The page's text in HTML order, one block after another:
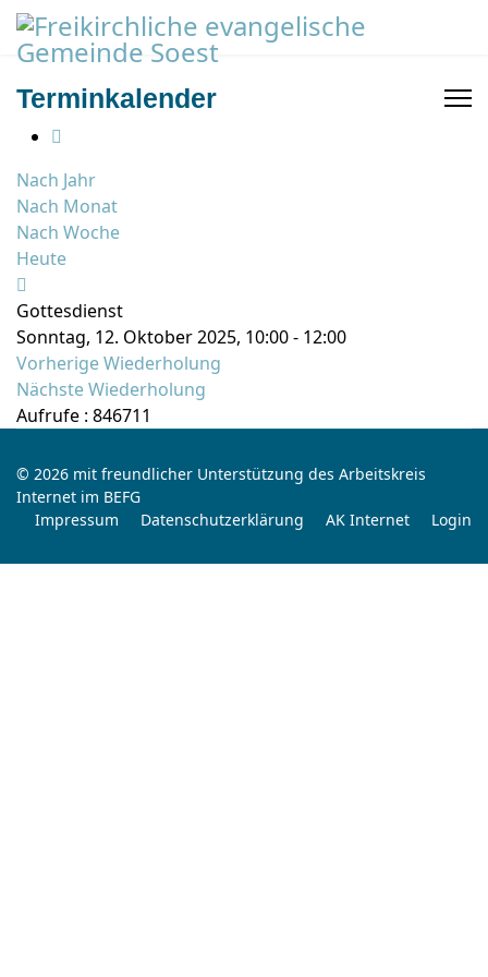
Terminkalender
Nach Jahr
Nach Monat
Nach Woche
Heute
Gottesdienst
Sonntag, 12. Oktober 2025, 10:00 - 12:00
Vorherige Wiederholung
Nächste Wiederholung
Aufrufe : 846711
© 2026 mit freundlicher Unterstützung des Arbeitskreis
Internet im BEFG
Impressum
Datenschutzerklärung AK Internet Login